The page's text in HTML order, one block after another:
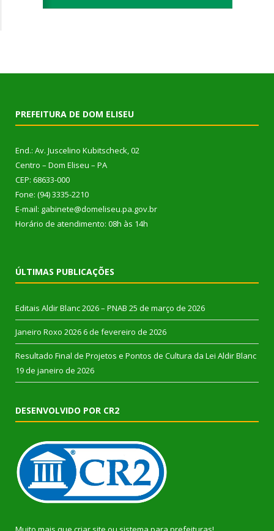
PREFEITURA DE DOM ELISEU
End.: Av. Juscelino Kubitscheck, 02
Centro – Dom Eliseu – PA
CEP: 68633-000
Fone: (94) 3335-2210
E-mail: gabinete@domeliseu.pa.gov.br
Horário de atendimento: 08h às 14h
ÚLTIMAS PUBLICAÇÕES
Editais Aldir Blanc 2026 – PNAB 25 de março de 2026
Janeiro Roxo 2026 6 de fevereiro de 2026
Resultado Final de Projetos e Pontos de Cultura da Lei Aldir Blanc
19 de janeiro de 2026
DESENVOLVIDO POR CR2